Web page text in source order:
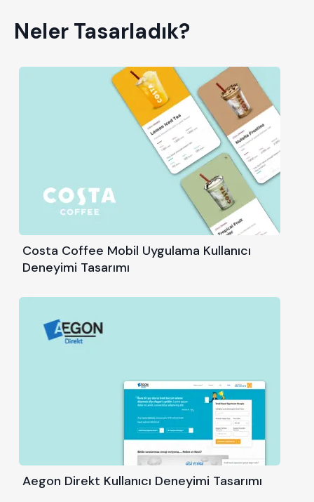
Neler Tasarladık?
Costa Coffee Mobil Uygulama Kullanıcı
Deneyimi Tasarımı
Aegon Direkt Kullanıcı Deneyimi Tasarımı